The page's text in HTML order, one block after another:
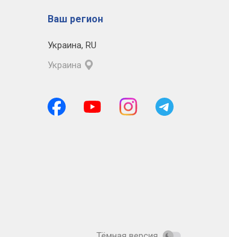
Ваш регион
Украина, RU
Украина